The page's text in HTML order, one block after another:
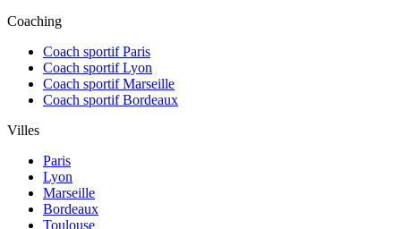
Coaching
Coach sportif Paris
Coach sportif Lyon
Coach sportif Marseille
Coach sportif Bordeaux
Villes
Paris
Lyon
Marseille
Bordeaux
Toulouse